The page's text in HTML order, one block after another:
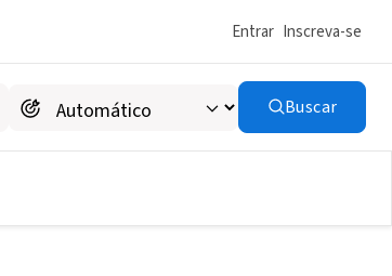
Entrar Inscreva-se
Buscar